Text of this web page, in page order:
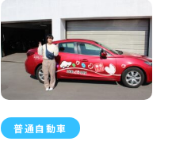
普通自動車